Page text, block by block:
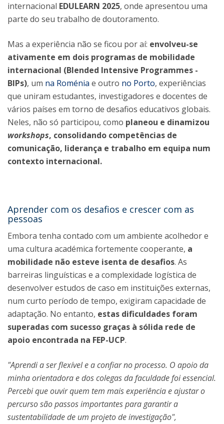
internacional EDULEARN 2025, onde apresentou uma
parte do seu trabalho de doutoramento.
Mas a experiência não se ficou por aí: envolveu-se
ativamente em dois programas de mobilidade
internacional (Blended Intensive Programmes -
BIPs), um na Roménia e outro no Porto, experiências
que uniram estudantes, investigadores e docentes de
vários países em torno de desafios educativos globais.
Neles, não só participou, como planeou e dinamizou
workshops, consolidando competências de
comunicação, liderança e trabalho em equipa num
contexto internacional.
Aprender com os desafios e crescer com as
pessoas
Embora tenha contado com um ambiente acolhedor e
uma cultura académica fortemente cooperante, a
mobilidade não esteve isenta de desafios. As
barreiras linguísticas e a complexidade logística de
desenvolver estudos de caso em instituições externas,
num curto período de tempo, exigiram capacidade de
adaptação. No entanto, estas dificuldades foram
superadas com sucesso graças à sólida rede de
apoio encontrada na FEP-UCP.
"Aprendi a ser flexível e a confiar no processo. O apoio da
minha orientadora e dos colegas da faculdade foi essencial.
Percebi que ouvir quem tem mais experiência e ajustar o
percurso são passos importantes para garantir a
sustentabilidade de um projeto de investigação",